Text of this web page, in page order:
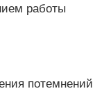
работы
потемнений